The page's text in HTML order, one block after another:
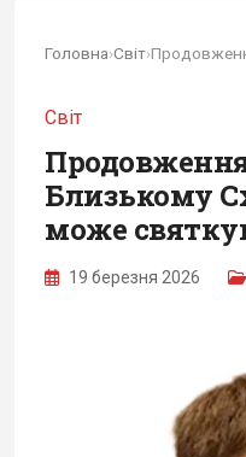
Головна›Світ›
Світ
Продовження
Близькому
може
19 березня 2026